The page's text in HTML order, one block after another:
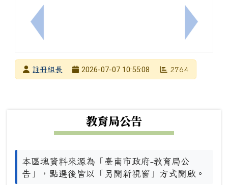
上一筆：南寧高中 2026 國小科學營 錄取與備取名
下一筆：
發布者註冊組長
2026-07-07 10:55:08 2764
教育局公告
本區塊資料來源為「臺南市政府-教育局公
告」，點選後皆以「另開新視窗」方式開啟。